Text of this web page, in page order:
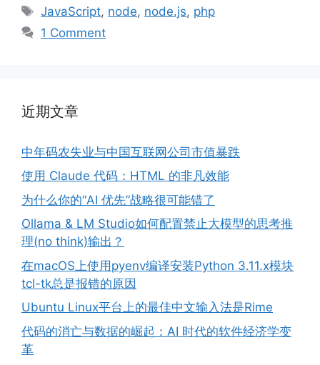
Tags
JavaScript, node, node.js, php
1 Comment
近期文章
中年码农失业与中国互联网公司市值暴跌
使用 Claude 代码：HTML 的非凡效能
为什么你的“AI 优先”战略很可能错了
Ollama & LM Studio如何配置禁止大模型的思考推
理(no think)输出？
在macOS上使用pyenv编译安装Python 3.11.x模块
tcl-tk总是报错的原因
Ubuntu Linux平台上的最佳中文输入法是Rime
代码的消亡与数据的崛起：AI 时代的软件经济学变
革